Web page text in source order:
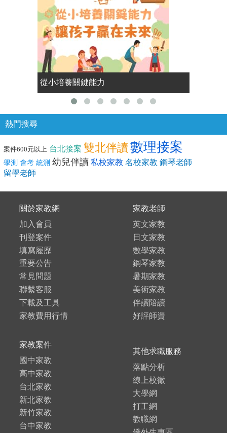
從小培養關鍵能力
熱門搜尋
案件600元以上 台北接案 雙北伴讀數理接案
學測 會考 統測 幼兒伴讀 私校家教 名校家教 鋼琴老師
留學老師
關於家教網
加入會員
刊登案件
填寫履歷
重要公告
常見問題
聯繫客服
下載及工具
家教費用行情
家教老師
英文家教
日文家教
數學家教
鋼琴家教
暑期家教
美術家教
伴讀陪讀
好評師資
家教案件
國中家教
高中家教
台北家教
新北家教
新竹家教
台中家教
其他求職服務
落點分析
線上校徵
大學網
打工網
教職網